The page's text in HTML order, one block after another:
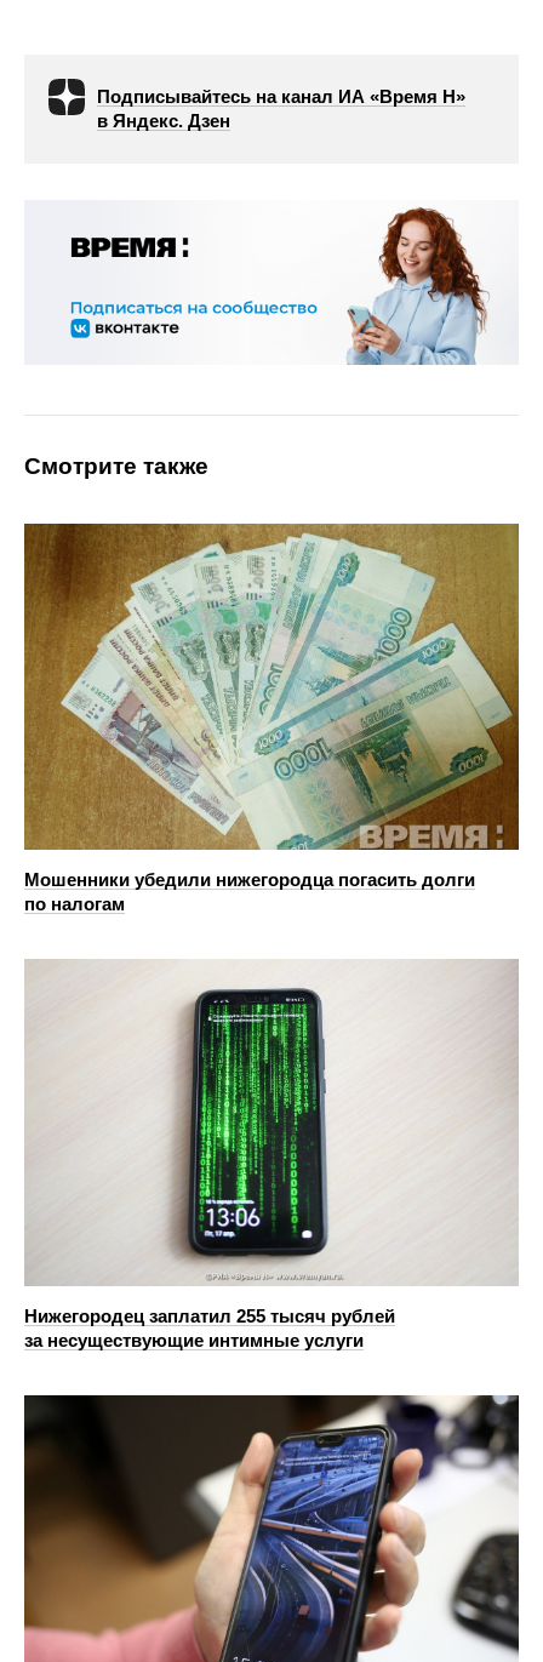
Подписывайтесь на канал ИА «Время Н»
в Яндекс. Дзен
Смотрите также
Мошенники убедили нижегородца погасить долги
по налогам
Нижегородец заплатил 255 тысяч рублей
за несуществующие интимные услуги